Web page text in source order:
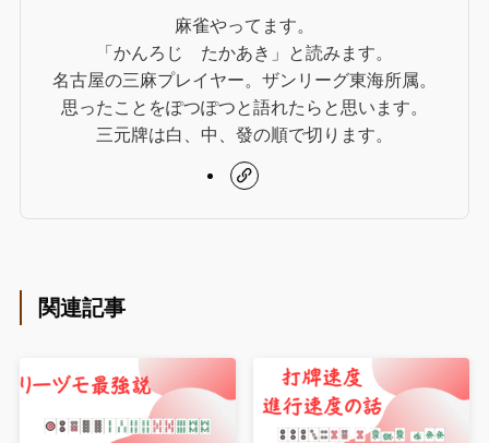
麻雀やってます。
「かんろじ たかあき」と読みます。
名古屋の三麻プレイヤー。ザンリーグ東海所属。
思ったことをぽつぽつと語れたらと思います。
三元牌は白、中、發の順で切ります。
関連記事